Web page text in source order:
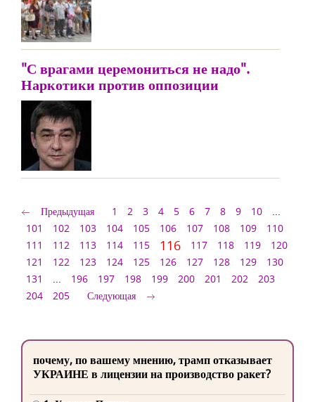
"С врагами церемониться не надо".
Наркотики против оппозиции
Предыдущая 1 2 3 4 5 6 7 8 9 10
...
101
102 103 104 105 106 107 108 109
110
111
112 113 114 115 116 117 118 119
120
121
122 123 124 125 126 127 128 129
130
131
... 196 197 198 199 200 201 202
203
204
205 Следующая
почему, по вашему мнению, трамп отказывает
УКРАИНЕ в лицензии на производство ракет?